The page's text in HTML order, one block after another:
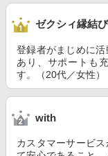
ゼクシィ縁結び
登録者がまじめに
あり、サポートも
す。（20代／女性）
with
カスタマーサービ